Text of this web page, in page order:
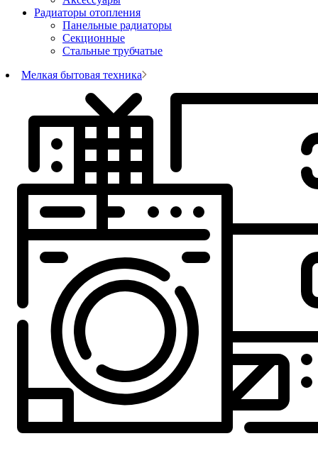
Радиаторы отопления
Панельные радиаторы
Секционные
Стальные трубчатые
Мелкая бытовая техника